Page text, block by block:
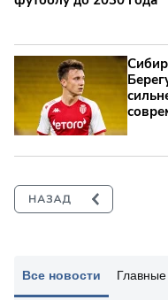
Все новости Главные